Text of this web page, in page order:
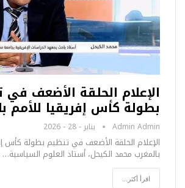
الإعلام الحلقة الأضعف في
بطولة كأس إفريقيا للأمم
Admin Admin يناير - 28 - 2026
الإعلام الحلقة الأضعف في تنظيم بطولة كأس
بالمغرب محمد الكيحل، أستاذ العلوم السياسية…
اقرأ أكثر...